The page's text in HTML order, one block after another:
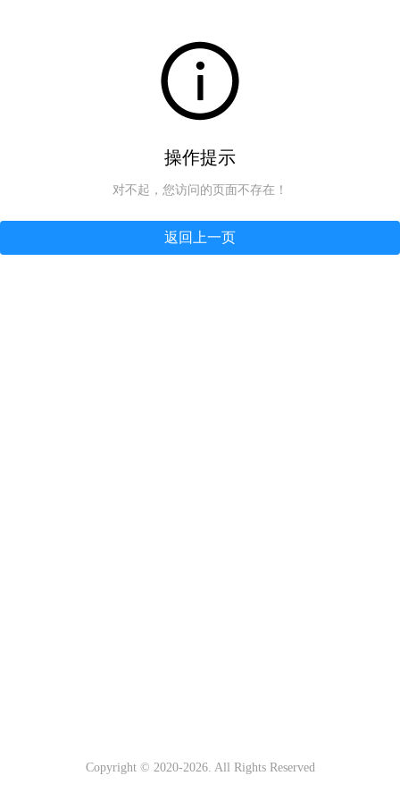
操作提示
对不起，您访问的页面不存在！
返回上一页
Copyright © 2020-2026. All Rights Reserved